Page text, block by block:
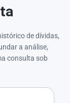
de dívidas,
a análise,
consulta sob